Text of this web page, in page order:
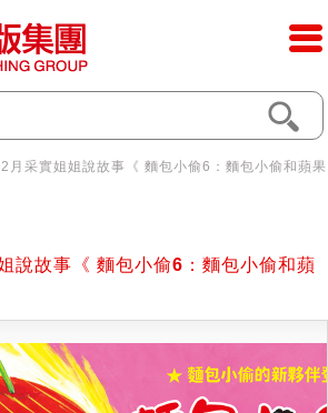
采實姐姐說故事《 麵包小偷6：麵包小偷和蘋果
說故事《 麵包小偷6：麵包小偷和蘋